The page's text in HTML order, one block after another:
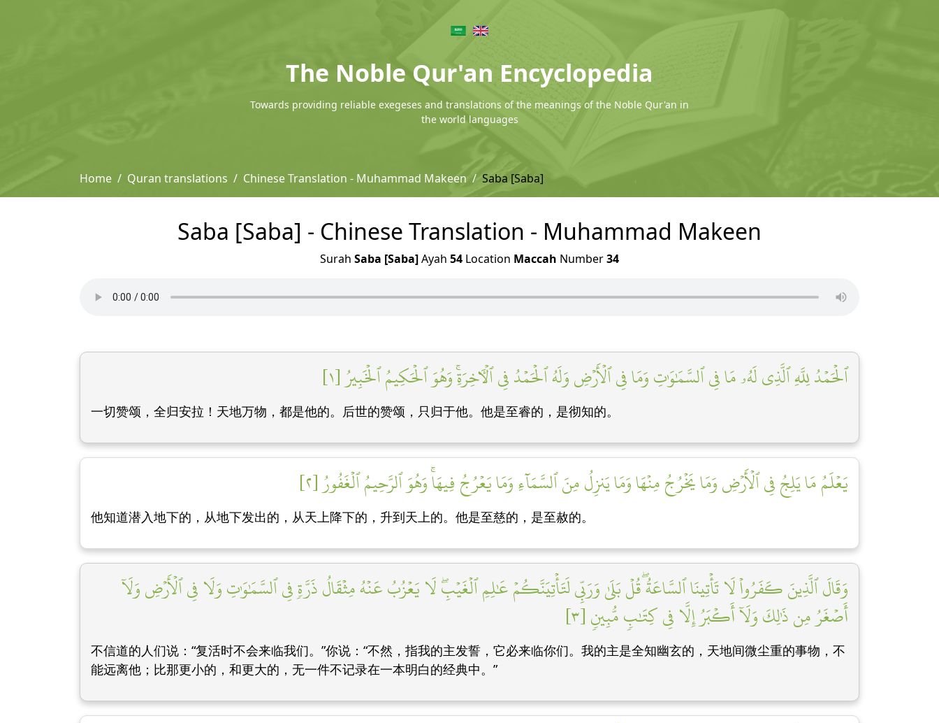
The Noble Qur'an Encyclopedia
Towards providing reliable exegeses and translations of the meanings of the Noble Qur'an in
the world languages
Home Quran translations Chinese Translation - Muhammad Makeen Saba [Saba]
Saba [Saba] - Chinese Translation - Muhammad Makeen
Surah Saba [Saba]Ayah 54 Location Maccah Number34
ٱلۡحَمۡدُ لِلَّهِ ٱلَّذِي لَهُۥ مَا فِي ٱلسَّمَٰوَٰتِ وَمَا فِي ٱلۡأَرۡضِ وَلَهُ ٱلۡحَمۡدُ فِي ٱلۡأٓخِرَةِۚ وَهُوَ ٱلۡحَكِيمُ ٱلۡخَبِيرُ [١]
一切赞颂，全归安拉！天地万物，都是他的。后世的赞颂，只归于他。他是至睿的，是彻知的。
يَعۡلَمُ مَا يَلِجُ فِي ٱلۡأَرۡضِ وَمَا يَخۡرُجُ مِنۡهَا وَمَا يَنزِلُ مِنَ ٱلسَّمَآءِ وَمَا يَعۡرُجُ فِيهَاۚ وَهُوَ ٱلرَّحِيمُ ٱلۡغَفُورُ [٢]
他知道潜入地下的，从地下发出的，从天上降下的，升到天上的。他是至慈的，是至赦的。
وَقَالَ ٱلَّذِينَ كَفَرُواْ لَا تَأۡتِينَا ٱلسَّاعَةُۖ قُلۡ بَلَىٰ وَرَبِّي لَتَأۡتِيَنَّكُمۡ عَٰلِمِ ٱلۡغَيۡبِۖ لَا يَعۡزُبُ عَنۡهُ مِثۡقَالُ ذَرَّةٖ فِي ٱلسَّمَٰوَٰتِ وَلَا فِي ٱلۡأَرۡضِ وَلَآ
أَصۡغَرُ مِن ذَٰلِكَ وَلَآ أَكۡبَرُ إِلَّا فِي كِتَٰبٖ مُّبِينٖ [٣]
不信道的人们说：“复活时不会来临我们。”你说：“不然，指我的主发誓，它必来临你们。我的主是全知幽玄的，天地间微尘重的事物，不
能远离他；比那更小的，和更大的，无一件不记录在一本明白的经典中。”